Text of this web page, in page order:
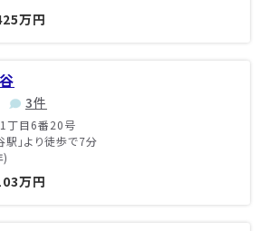
万円
3件
丁目6番20号
」より徒歩で7分
万円